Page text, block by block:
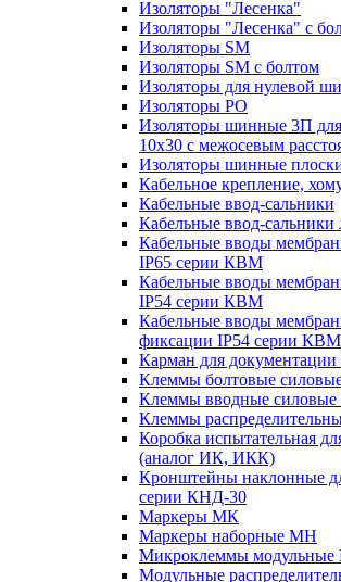
Изоляторы "Лесенка"
Изоляторы "Лесенка" с
Изоляторы SM
Изоляторы SM c болтом
Изоляторы для нулевой
Изоляторы РО
Изоляторы шинные 3П
10х30 с межосевым
Изоляторы шинные
Кабельное крепление,
Кабельные ввод-сальники
Кабельные ввод-сальники
Кабельные вводы
IP65 серии КВМ
Кабельные вводы
IP54 серии КВМ
Кабельные вводы
фиксации IP54 серии КВМ
Карман для
Клеммы болтовые
Клеммы вводные
Клеммы
Коробка испытательная
(аналог ИК, ИКК)
Кронштейны наклонные
серии КНД-30
Маркеры МК
Маркеры наборные МН
Микроклеммы
Модульные